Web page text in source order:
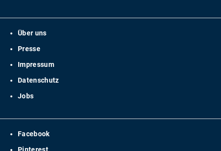
Über uns
Presse
Impressum
Datenschutz
Jobs
Facebook